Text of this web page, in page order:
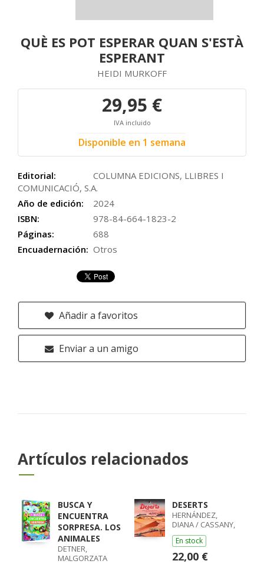
QUÈ ES POT ESPERAR QUAN S'ESTÀ
ESPERANT
HEIDI MURKOFF
29,95 €
IVA incluido
Disponible en 1 semana
Editorial:
COLUMNA EDICIONS, LLIBRES I
COMUNICACIÓ, S.A.
Año de edición:
2024
ISBN:
978-84-664-1823-2
Páginas:
688
Encuadernación: Otros
Añadir a favoritos
Enviar a un amigo
Artículos relacionados
BUSCA Y
ENCUENTRA
SORPRESA. LOS
ANIMALES
DETNER,
MALGORZATA
DESERTS
HERNÁNDEZ,
DIANA / CASSANY,
MIA
En stock
22,00 €